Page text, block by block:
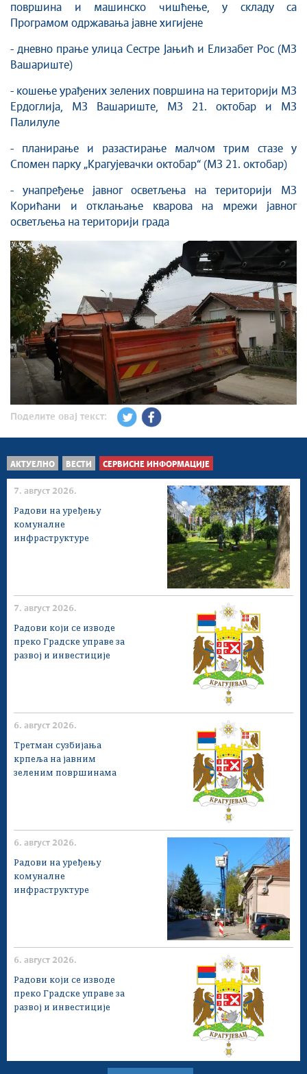
површина и машинско чишћење, у складу са
Програмом одржавања јавне хигијене
- дневно прање улицa Сестре Јањић и Елизабет Рос (МЗ
Вашариште)
- кошење урађених зелених површина на територији МЗ
Ердоглија, МЗ Вашариште, МЗ 21. октобар и МЗ
Палилуле
- планирање и разастирање малчом трим стазе у
Спомен парку „Крагујевачки октобар“ (МЗ 21. октобар)
- унапређење јавног осветљења на територији МЗ
Корићани и отклањање кварова на мрежи јавног
осветљења на територији града
Поделите овај текст:
АКТУЕЛНО ВЕСТИ СЕРВИСНЕ ИНФОРМАЦИЈЕ
7. август 2026.
Радови на уређењу
комуналне
инфраструктуре
7. август 2026.
Радови који се изводе
преко Градске управе за
развој и инвестиције
6. август 2026.
Третман сузбијања
крпеља на јавним
зеленим површинама
6. август 2026.
Радови на уређењу
комуналне
инфраструктуре
6. август 2026.
Радови који се изводе
преко Градске управе за
развој и инвестиције